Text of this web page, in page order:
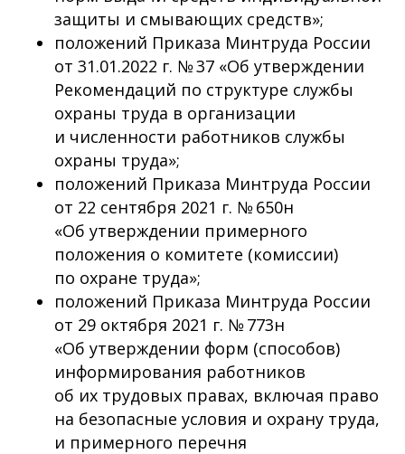
защиты и смывающих средств»;
положений Приказа Минтруда России
от 31.01.2022 г. № 37 «Об утверждении
Рекомендаций по структуре службы
охраны труда в организации
и численности работников службы
охраны труда»;
положений Приказа Минтруда России
от 22 сентября 2021 г. № 650н
«Об утверждении примерного
положения о комитете (комиссии)
по охране труда»;
положений Приказа Минтруда России
от 29 октября 2021 г. № 773н
«Об утверждении форм (способов)
информирования работников
об их трудовых правах, включая право
на безопасные условия и охрану труда,
и примерного перечня